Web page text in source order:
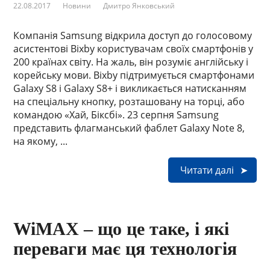
22.08.2017 Новини Дмитро Янковський
Компанія Samsung відкрила доступ до голосовому
асистентові Bixby користувачам своїх смартфонів у
200 країнах світу. На жаль, він розуміє англійську і
корейську мови. Bixby підтримується смартфонами
Galaxy S8 і Galaxy S8+ і викликається натисканням
на спеціальну кнопку, розташовану на торці, або
командою «Хай, Біксбі». 23 серпня Samsung
представить флагманський фаблет Galaxy Note 8,
на якому, ...
Читати далі
WiMAX – що це таке, і які
переваги має ця технологія